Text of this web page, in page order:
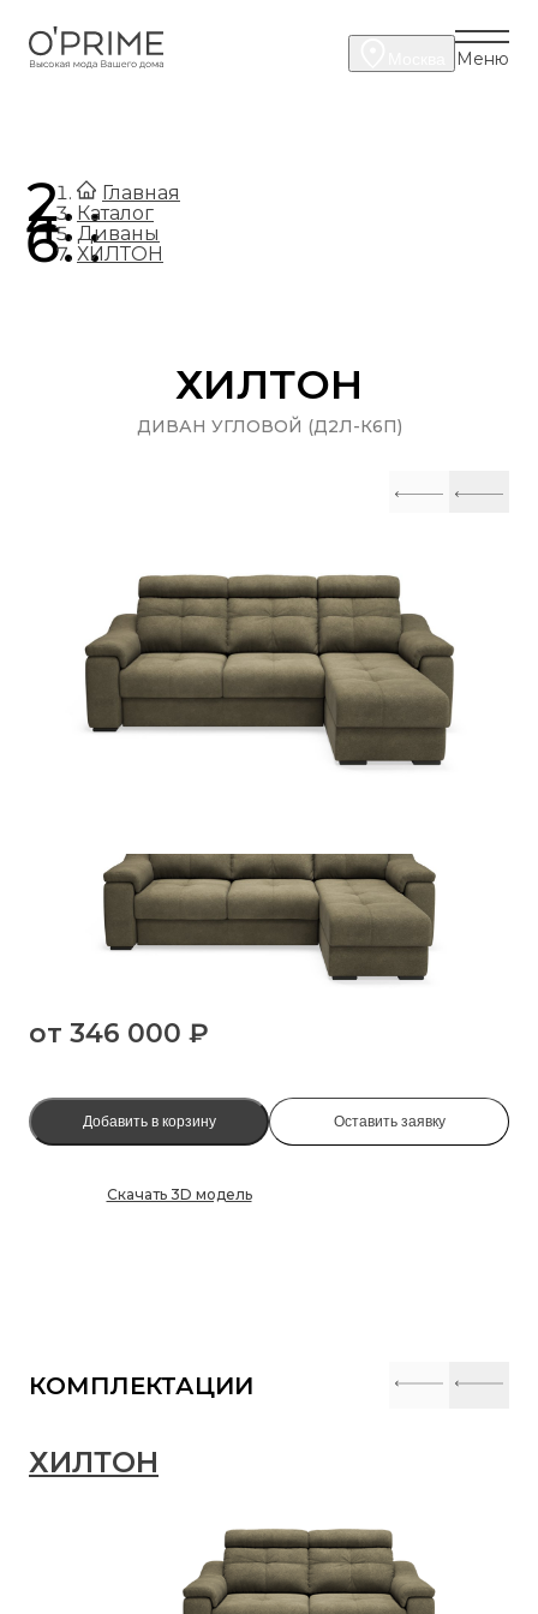
Меню
Главная
.
Каталог
.
Диваны
.
ХИЛТОН
ХИЛТОН
ДИВАН УГЛОВОЙ (Д2Л-К6П)
от 346 000 ₽
Добавить в корзину Оставить заявку
Скачать 3D модель
КОМПЛЕКТАЦИИ
ХИЛТОН